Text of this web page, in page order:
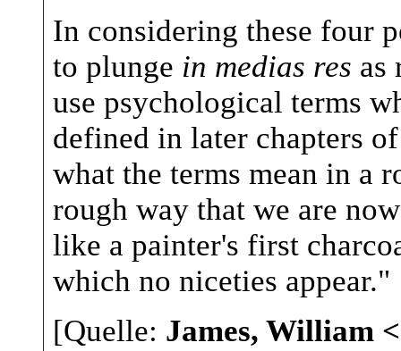
In considering these four
to plunge in medias res as
use psychological terms
defined in later chapters
what the terms mean in a
rough way that we are
like a painter's first
which no niceties appear."
[Quelle: James, William